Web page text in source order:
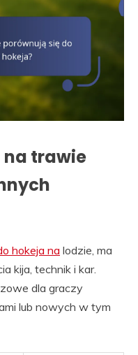
na trawie
hokeja na lodzie, ma
kija, technik i kar.
dla graczy
lub nowych w tym